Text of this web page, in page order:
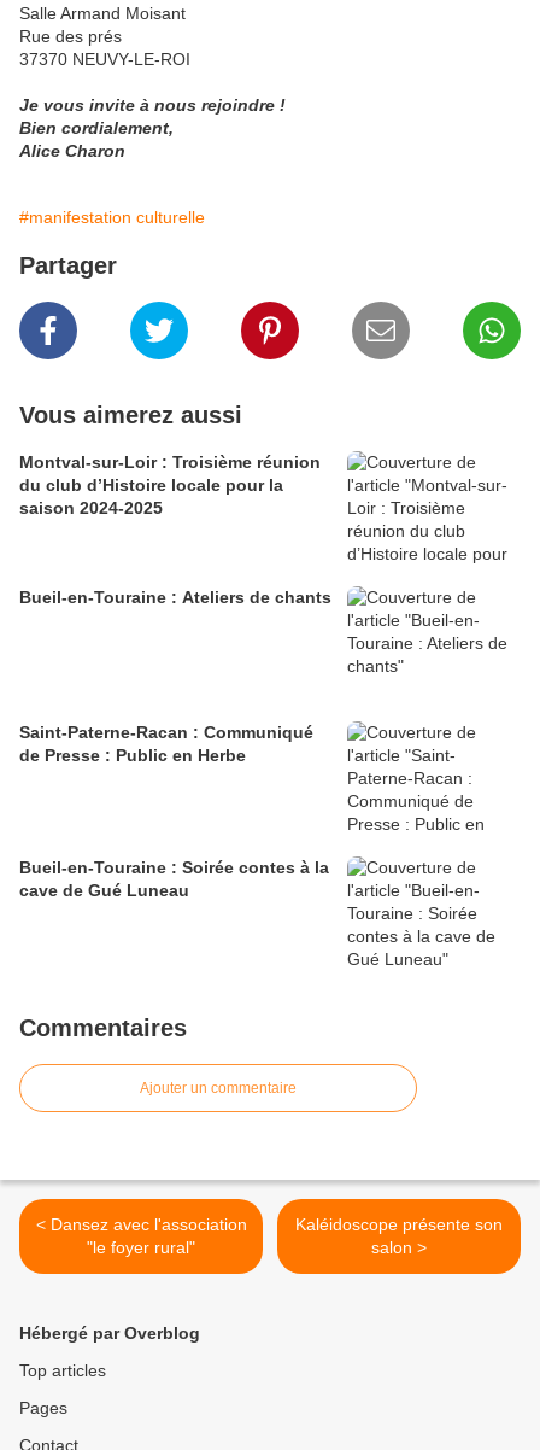
Salle Armand Moisant
Rue des prés
37370 NEUVY-LE-ROI
Je vous invite à nous rejoindre !
Bien cordialement,
Alice Charon
#manifestation culturelle
Partager
Vous aimerez aussi
Montval-sur-Loir : Troisième réunion
du club d’Histoire locale pour la
saison 2024-2025
Bueil-en-Touraine : Ateliers de chants
Saint-Paterne-Racan : Communiqué
de Presse : Public en Herbe
Bueil-en-Touraine : Soirée contes à la
cave de Gué Luneau
Commentaires
Ajouter un commentaire
< Dansez avec l'association
"le foyer rural"
Kaléidoscope présente son
salon >
Hébergé par Overblog
Top articles
Pages
Contact